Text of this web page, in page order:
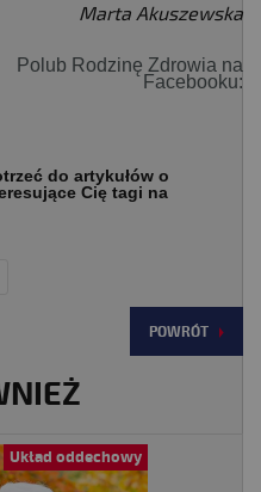
Marta Akuszewska
Polub Rodzinę Zdrowia na
Facebooku:
do artykułów o
Cię tagi na
POWRÓT
Układ oddechowy